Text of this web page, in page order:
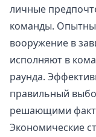
личные
команды.
вооружение в
исполняют в
раунда.
правильный
решающими
Экономические